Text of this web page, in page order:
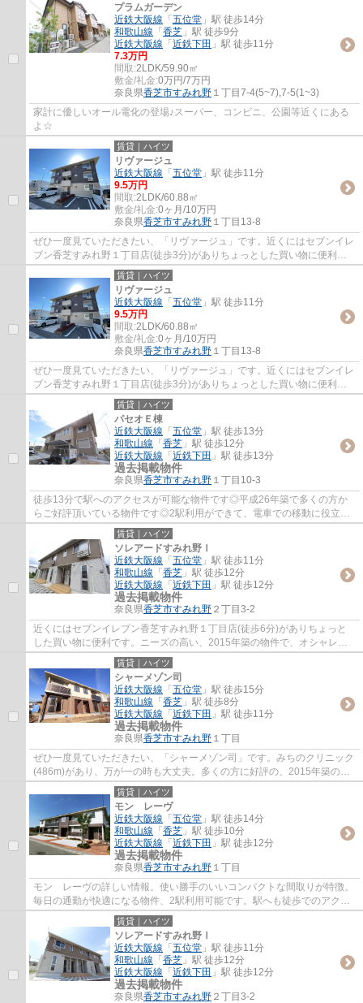
プラムガーデン
近鉄大阪線 「 五位堂 」駅 徒歩14分
和歌山線 「 香芝 」駅 徒歩9分
近鉄大阪線 「 近鉄下田 」駅 徒歩11分
7.3万円
間取:2LDK/59.90㎡
敷金/礼金:0万円/7万円
奈良県香芝市すみれ野 １丁目7-4(5~7),7-5(1~3)
家計に優しいオール電化の登場♪スーパー、コンビニ、公園等近くにある
よ☆
賃貸｜ハイツ
リヴァージュ
近鉄大阪線 「 五位堂 」駅 徒歩11分
9.5万円
間取:2LDK/60.88㎡
敷金/礼金:0ヶ月/10万円
奈良県香芝市すみれ野 １丁目13-8
ぜひ一度見ていただきたい、「リヴァージュ」です。近くにはセブンイレ
ブン香芝すみれ野１丁目店(徒歩3分)がありちょっとした買い物に便利で
す。毎日のごみ捨てが楽になる敷地内ごみ置...
賃貸｜ハイツ
リヴァージュ
近鉄大阪線 「 五位堂 」駅 徒歩11分
9.5万円
間取:2LDK/60.88㎡
敷金/礼金:0ヶ月/10万円
奈良県香芝市すみれ野 １丁目13-8
ぜひ一度見ていただきたい、「リヴァージュ」です。近くにはセブンイレ
ブン香芝すみれ野１丁目店(徒歩3分)がありちょっとした買い物に便利で
す。毎日のごみ捨てが楽になる敷地内ごみ置...
賃貸｜ハイツ
パセオＥ棟
近鉄大阪線 「 五位堂 」駅 徒歩13分
和歌山線 「 香芝 」駅 徒歩12分
近鉄大阪線 「 近鉄下田 」駅 徒歩13分
過去掲載物件
奈良県香芝市すみれ野 １丁目10-3
徒歩13分で駅へのアクセスが可能な物件です◎平成26年築で多くの方か
らご好評頂いている物件です◎2駅利用ができて、電車での移動に役立つ
物件です◎お家でパソコン使いたい方にオススメ...
賃貸｜ハイツ
ソレアードすみれ野Ⅰ
近鉄大阪線 「 五位堂 」駅 徒歩11分
和歌山線 「 香芝 」駅 徒歩12分
近鉄大阪線 「 近鉄下田 」駅 徒歩12分
過去掲載物件
奈良県香芝市すみれ野 ２丁目3-2
近くにはセブンイレブン香芝すみれ野１丁目店(徒歩6分)がありちょっと
した買い物に便利です。ニーズの高い、2015年築の物件で、オシャレな
室内が魅力的。2駅利用可能でアクセスの良い...
賃貸｜ハイツ
シャーメゾン司
近鉄大阪線 「 五位堂 」駅 徒歩15分
和歌山線 「 香芝 」駅 徒歩8分
近鉄大阪線 「 近鉄下田 」駅 徒歩11分
過去掲載物件
奈良県香芝市すみれ野 １丁目
ぜひ一度見ていただきたい、「シャーメゾン司」です。みちのクリニック
(486m)があり、万が一の時も大丈夫。多くの方に好評の、2015年築の物
件となっております。好評の駅近物件で、徒...
賃貸｜ハイツ
モン レーヴ
近鉄大阪線 「 五位堂 」駅 徒歩14分
和歌山線 「 香芝 」駅 徒歩10分
近鉄大阪線 「 近鉄下田 」駅 徒歩12分
過去掲載物件
奈良県香芝市すみれ野 １丁目
モン レーヴの詳しい情報。使い勝手のいいコンパクトな間取りが特徴。
毎日の通勤が快適になる物件、2駅利用可能です。駅へも徒歩でのアクセ
スが可能な物件で、14分ほどで到着します。...
賃貸｜ハイツ
ソレアードすみれ野Ⅰ
近鉄大阪線 「 五位堂 」駅 徒歩11分
和歌山線 「 香芝 」駅 徒歩12分
近鉄大阪線 「 近鉄下田 」駅 徒歩12分
過去掲載物件
奈良県香芝市すみれ野 ２丁目3-2